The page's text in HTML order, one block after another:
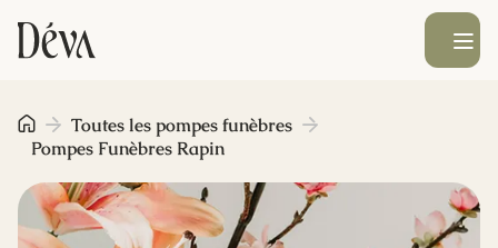
Obsèques
Prévoyance
Ouvrir le
Toutes les pompes funèbres
Pompes Funèbres Rapin